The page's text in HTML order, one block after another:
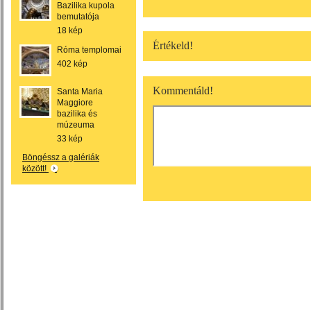
Bazilika kupola
bemutatója
18 kép
Róma templomai
402 kép
Santa Maria
Maggiore
bazilika és
múzeuma
33 kép
Böngéssz a galériák
között!
Értékeld!
Kommentáld!